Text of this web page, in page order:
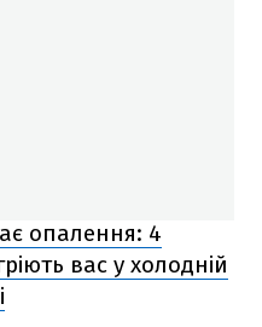
опалення: 4
вас у холодній